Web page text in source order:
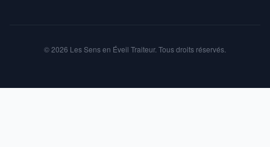
© 2026 Les Sens en Éveil Traiteur. Tous droits réservés.